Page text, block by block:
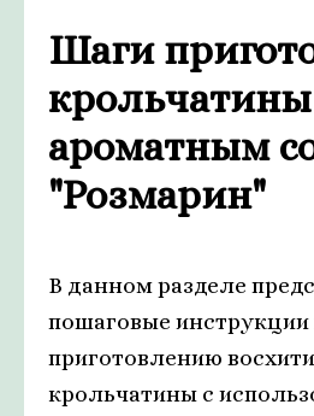
Шаги
ароматным
"Розмарин"
В данном разделе
пошаговые инструкции
приготовлению
крольчатины с